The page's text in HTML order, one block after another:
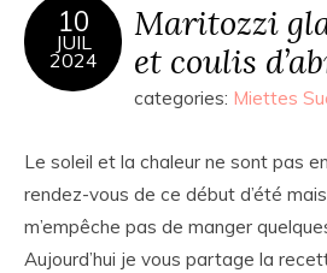
10
JUIL
2024
Maritozzi
et coulis
categories: Miettes
Le soleil et la chaleur ne sont pas
rendez-vous de ce début d’été
m’empêche pas de manger
Aujourd’hui je vous partage la